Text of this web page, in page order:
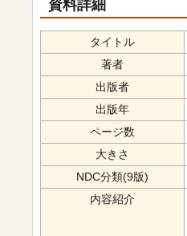
資料詳細
タイトル
著者
出版者
出版年
ページ数
大きさ
NDC分類(9版)
内容紹介